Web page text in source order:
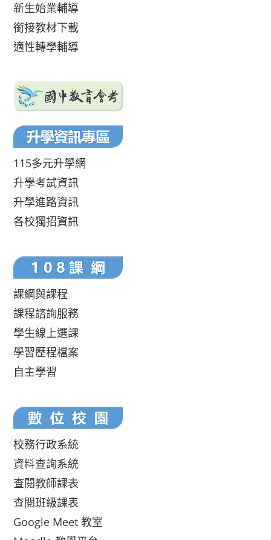
新生始業輔導
銜接教材下載
適性轉學輔導
115多元升學網
升學考試資訊
升學進路資訊
各校獨招資訊
課綱與課程
課程諮詢服務
學生線上選課
學習歷程檔案
自主學習
校務行政系統
資料查詢系統
查閱教師課表
查閱班級課表
Google Meet 教室